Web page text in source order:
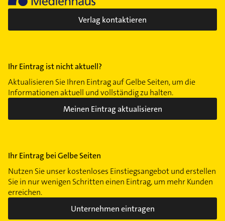
Verlag kontaktieren
Ihr Eintrag ist nicht aktuell?
Aktualisieren Sie Ihren Eintrag auf Gelbe Seiten, um die
Informationen aktuell und vollständig zu halten.
Meinen Eintrag aktualisieren
Ihr Eintrag bei Gelbe Seiten
Nutzen Sie unser kostenloses Einstiegsangebot und erstellen
Sie in nur wenigen Schritten einen Eintrag, um mehr Kunden
erreichen.
Unternehmen eintragen